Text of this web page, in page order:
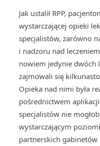
Jak ustalił RPP,
wystarczającej opieki
specjalistów, zarówno
i nadzoru nad
nowiem jedynie dwóch
zajmowali się
Opieka nad nimi była
pośrednictwem
specjalistów nie
wystarczającym
partnerskich